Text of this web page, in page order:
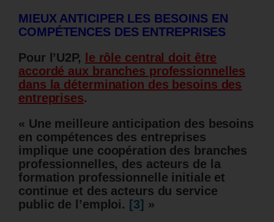
MIEUX ANTICIPER LES BESOINS EN
COMPÉTENCES DES ENTREPRISES
Pour l’U2P,
le rôle central doit être
accordé aux branches professionnelles
dans la détermination des besoins des
entreprises.
« Une meilleure anticipation des besoins
en compétences des entreprises
implique une coopération des branches
professionnelles, des acteurs de la
formation professionnelle initiale et
continue et des acteurs du service
public de l’emploi. [3] »